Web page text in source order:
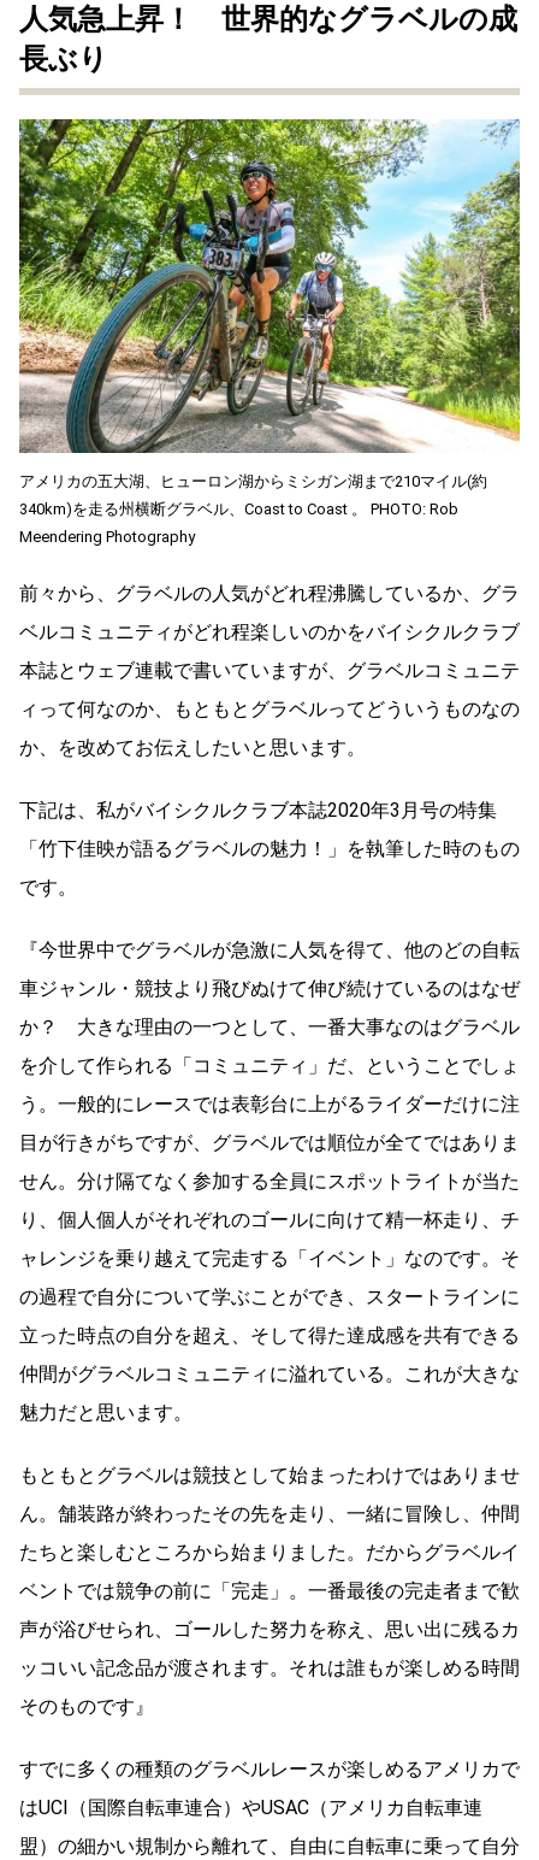
人気急上昇！ 世界的なグラベルの成
長ぶり
アメリカの五大湖、ヒューロン湖からミシガン湖まで210マイル(約
340km)を走る州横断グラベル、Coast to Coast 。 PHOTO: Rob
Meendering Photography
前々から、グラベルの人気がどれ程沸騰しているか、グラ
ベルコミュニティがどれ程楽しいのかをバイシクルクラブ
本誌とウェブ連載で書いていますが、グラベルコミュニテ
ィって何なのか、もともとグラベルってどういうものなの
か、を改めてお伝えしたいと思います。
下記は、私がバイシクルクラブ本誌2020年3月号の特集
「竹下佳映が語るグラベルの魅力！」を執筆した時のもの
です。
『今世界中でグラベルが急激に人気を得て、他のどの自転
車ジャンル・競技より飛びぬけて伸び続けているのはなぜ
か？ 大きな理由の一つとして、一番大事なのはグラベル
を介して作られる「コミュニティ」だ、ということでしょ
う。一般的にレースでは表彰台に上がるライダーだけに注
目が行きがちですが、グラベルでは順位が全てではありま
せん。分け隔てなく参加する全員にスポットライトが当た
り、個人個人がそれぞれのゴールに向けて精一杯走り、チ
ャレンジを乗り越えて完走する「イベント」なのです。そ
の過程で自分について学ぶことができ、スタートラインに
立った時点の自分を超え、そして得た達成感を共有できる
仲間がグラベルコミュニティに溢れている。これが大きな
魅力だと思います。
もともとグラベルは競技として始まったわけではありませ
ん。舗装路が終わったその先を走り、一緒に冒険し、仲間
たちと楽しむところから始まりました。だからグラベルイ
ベントでは競争の前に「完走」。一番最後の完走者まで歓
声が浴びせられ、ゴールした努力を称え、思い出に残るカ
ッコいい記念品が渡されます。それは誰もが楽しめる時間
そのものです』
すでに多くの種類のグラベルレースが楽しめるアメリカで
はUCI（国際自転車連合）やUSAC（アメリカ自転車連
盟）の細かい規制から離れて、自由に自転車に乗って自分